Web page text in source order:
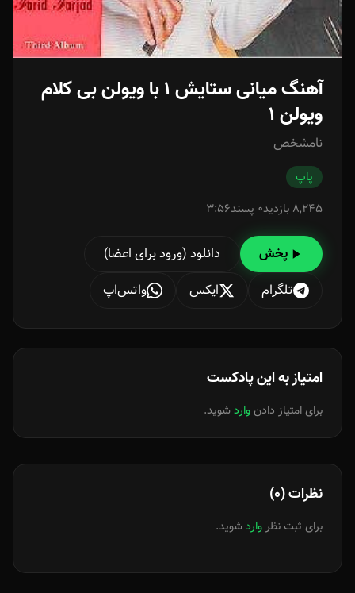
آهنگ میانی ستایش ۱ با ویولن بی کلام
ویولن 1
نامشخص
پاپ
8,245 بازدید
0 پسند 3:56
پخش
دانلود (ورود برای اعضا)
تلگرام
ایکس واتس‌اپ
امتیاز به این پادکست
برای امتیاز دادنواردشوید.
نظرات (0)
برای ثبت نظر واردشوید.